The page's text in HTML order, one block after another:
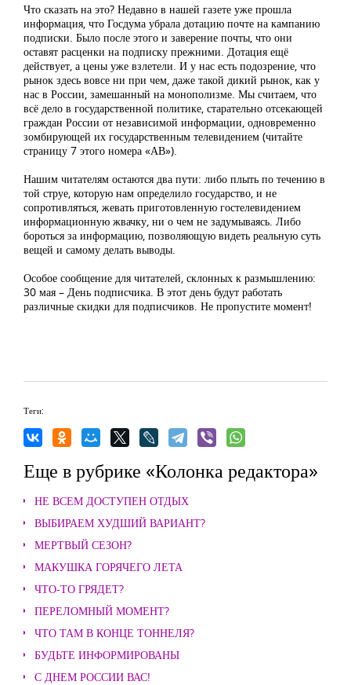
Что сказать на это? Недавно в нашей газете уже прошла
информация, что Госдума убрала дотацию почте на кампанию
подписки. Было после этого и заверение почты, что они
оставят расценки на подписку прежними. Дотация ещё
действует, а цены уже взлетели. И у нас есть подозрение, что
рынок здесь вовсе ни при чем, даже такой дикий рынок, как у
нас в России, замешанный на монополизме. Мы считаем, что
всё дело в государственной политике, старательно отсекающей
граждан России от независимой информации, одновременно
зомбирующей их государственным телевидением (читайте
страницу 7 этого номера «АВ»).
Нашим читателям остаются два пути: либо плыть по течению в
той струе, которую нам определило государство, и не
сопротивляться, жевать приготовленную гостелевидением
информационную жвачку, ни о чем не задумываясь. Либо
бороться за информацию, позволяющую видеть реальную суть
вещей и самому делать выводы.
Особое сообщение для читателей, склонных к размышлению:
30 мая – День подписчика. В этот день будут работать
различные скидки для подписчиков. Не пропустите момент!
Теги:
Еще в рубрике «Колонка редактора»
НЕ ВСЕМ ДОСТУПЕН ОТДЫХ
ВЫБИРАЕМ ХУДШИЙ ВАРИАНТ?
МЕРТВЫЙ СЕЗОН?
МАКУШКА ГОРЯЧЕГО ЛЕТА
ЧТО-ТО ГРЯДЕТ?
ПЕРЕЛОМНЫЙ МОМЕНТ?
ЧТО ТАМ В КОНЦЕ ТОННЕЛЯ?
БУДЬТЕ ИНФОРМИРОВАНЫ
С ДНЕМ РОССИИ ВАС!